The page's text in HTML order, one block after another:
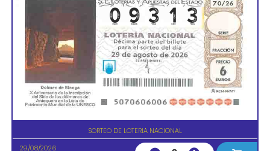
SORTEO DE LOTERIA NACIONAL
29/08/2026